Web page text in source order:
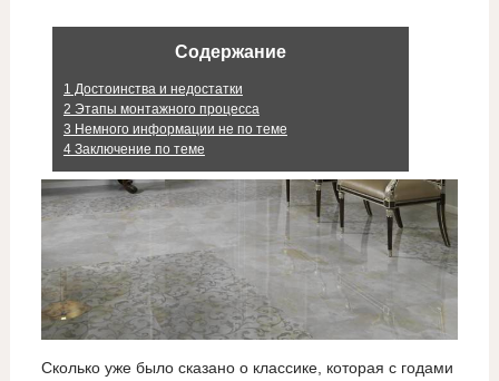
Содержание
1 Достоинства и недостатки
2 Этапы монтажного процесса
3 Немного информации не по теме
4Заключение по теме
Сколько уже было сказано о классике, которая с годами